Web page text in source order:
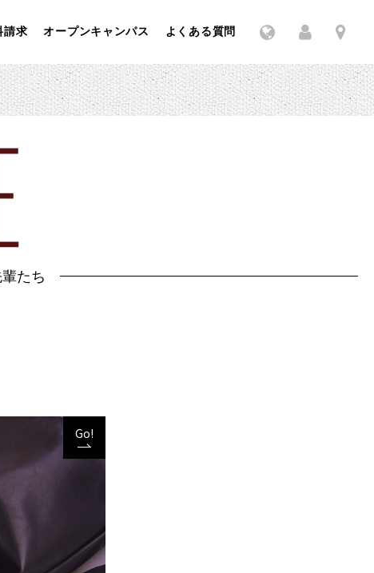
請求 オープンキャンパス よくある質問
たち
Go!